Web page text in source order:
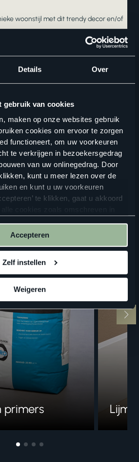
Details Over
gebruik van cookies
maken op onze websites gebruik
cookies om ervoor te zorgen
functioneert, om uw voorkeuren
te verkrijgen in bezoekersgedrag
van uw onlinegedrag. Door
kunt u meer lezen over de
en kunt u uw voorkeuren
te klikken, gaat u akkoord
Accepteren
Zelf instellen
Weigeren
woonstijl met dit trendy decor en/of
het maximale uit jouw vloerverwarming
vloer voor zorgeloos wooncomfort
vloertoebehoren
primers